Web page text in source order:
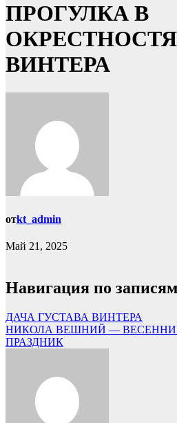
ПРОГУЛКА В
ВИНТЕРА
отkt_admin
Май 21, 2025
Навигация по записям
ДАЧА ГУСТАВА ВИНТЕРА
НИКОЛА ВЕШНИЙ —
ПРАЗДНИК